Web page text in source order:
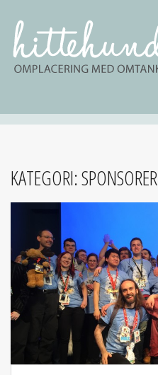
KATEGORI:SPONSORER